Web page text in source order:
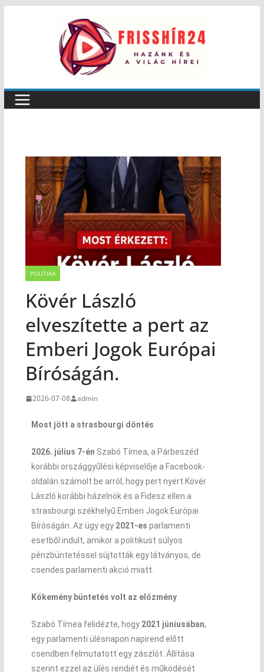
POLITIKA
Kövér László
elveszítette a pert az
Emberi Jogok Európai
Bíróságán.
2026-07-08 admin
Most jött a strasbourgi döntés
2026. július 7-én Szabó Tímea, a Párbeszéd
korábbi országgyűlési képviselője a Facebook-
oldalán számolt be arról, hogy pert nyert Kövér
László korábbi házelnök és a Fidesz ellen a
strasbourgi székhelyű Emberi Jogok Európai
Bíróságán. Az ügy egy 2021-es parlamenti
esetből indult, amikor a politikust súlyos
pénzbüntetéssel sújtották egy látványos, de
csendes parlamenti akció miatt.
Kőkemény büntetés volt az előzmény
Szabó Tímea felidézte, hogy 2021 júniusában,
egy parlamenti ülésnapon napirend előtt
csendben felmutatott egy zászlót. Állítása
szerint ezzel az ülés rendjét és működését